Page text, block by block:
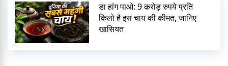
डा हांग पाओ: 9 करोड़ रुपये प्रति
किलो है इस चाय की कीमत, जानिए
खासियत